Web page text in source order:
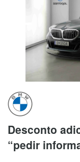
Desconto
“pedir